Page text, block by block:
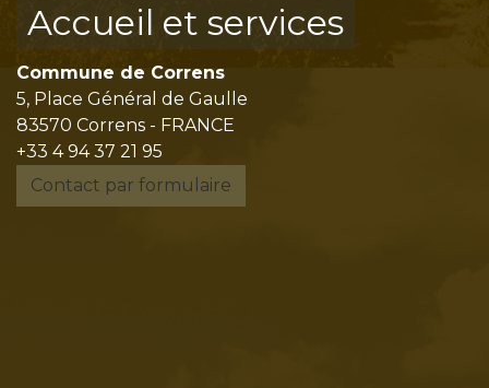
Accueil et services
Commune de Correns
5, Place Général de Gaulle
83570 Correns - FRANCE
+33 4 94 37 21 95
Contact par formulaire